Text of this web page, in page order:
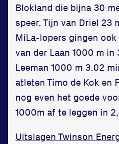
Blokland die bijna 30
speer, Tijn van Driel 23
MiLa-lopers gingen ook
van der Laan 1000 m in
Leeman 1000 m 3.02
atleten Timo de Kok en
nog even het goede
1000m af te leggen in
Uitslagen Twinson